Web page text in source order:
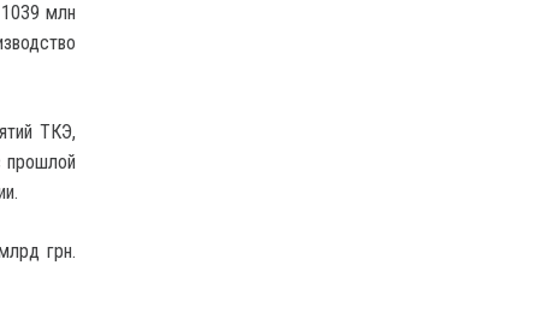
млн
ТКЭ,
прошлой
грн.